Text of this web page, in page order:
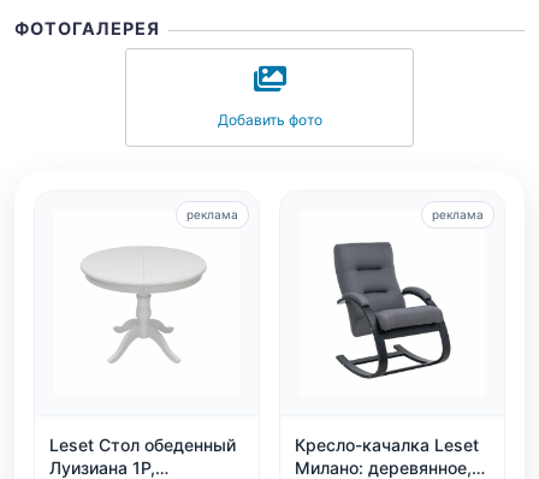
ФОТОГАЛЕРЕЯ
Добавить фото
Leset Стол обеденный
Луизиана 1Р,
реклама
Кресло-качалка Leset
Милано: деревянное,
реклама